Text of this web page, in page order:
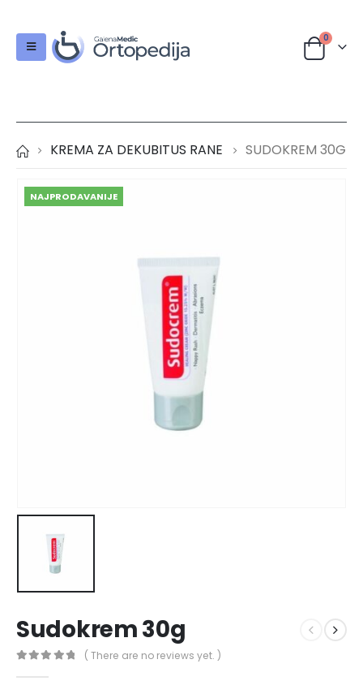
0
KREMA ZA DEKUBITUS RANE SUDOKREM 30G
NAJPRODAVANIJE
Sudokrem 30g
( There are no reviews yet. )